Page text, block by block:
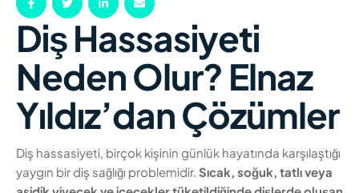
Diş Hassasiyeti
Neden Olur? Elnaz
Yıldız’dan Çözümler
Diş hassasiyeti, birçok kişinin günlük hayatında karşılaştığı
yaygın bir diş sağlığı problemidir. Sıcak, soğuk, tatlı veya